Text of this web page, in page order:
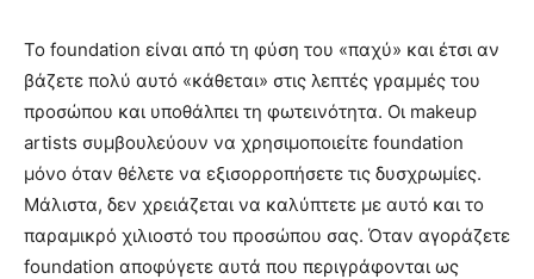
Το foundation είναι από τη φύση του «παχύ» και έτσι αν
βάζετε πολύ αυτό «κάθεται» στις λεπτές γραμμές του
προσώπου και υποθάλπει τη φωτεινότητα. Οι makeup
artists συμβουλεύουν να χρησιμοποιείτε foundation
μόνο όταν θέλετε να εξισορροπήσετε τις δυσχρωμίες.
Μάλιστα, δεν χρειάζεται να καλύπτετε με αυτό και το
παραμικρό χιλιοστό του προσώπου σας. Όταν αγοράζετε
foundation αποφύγετε αυτά που περιγράφονται ως